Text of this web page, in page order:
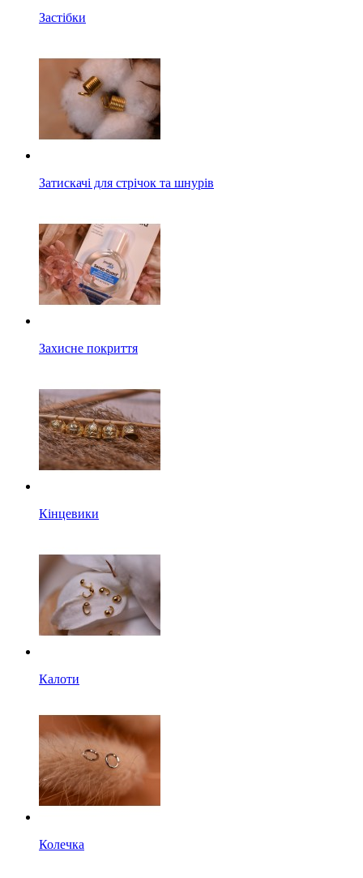
Застібки
Затискачі для стрічок та шнурів
Захисне покриття
Кінцевики
Калоти
Колечка